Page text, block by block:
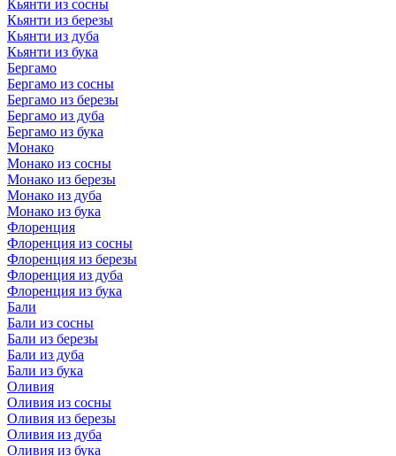
Кьянти из сосны
Кьянти из березы
Кьянти из дуба
Кьянти из бука
Бергамо
Бергамо из сосны
Бергамо из березы
Бергамо из дуба
Бергамо из бука
Монако
Монако из сосны
Монако из березы
Монако из дуба
Монако из бука
Флоренция
Флоренция из сосны
Флоренция из березы
Флоренция из дуба
Флоренция из бука
Бали
Бали из сосны
Бали из березы
Бали из дуба
Бали из бука
Оливия
Оливия из сосны
Оливия из березы
Оливия из дуба
Оливия из бука